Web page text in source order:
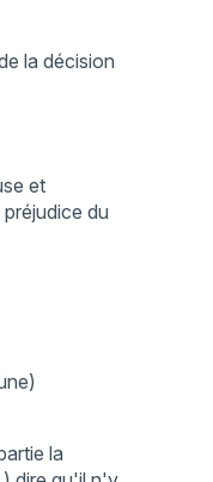
la décision
et
du
la